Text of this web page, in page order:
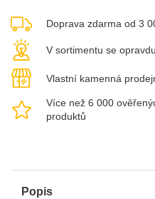
Doprava zdarma od 3
V sortimentu se
Vlastní kamenná
Více než 6 000
produktů
Popis